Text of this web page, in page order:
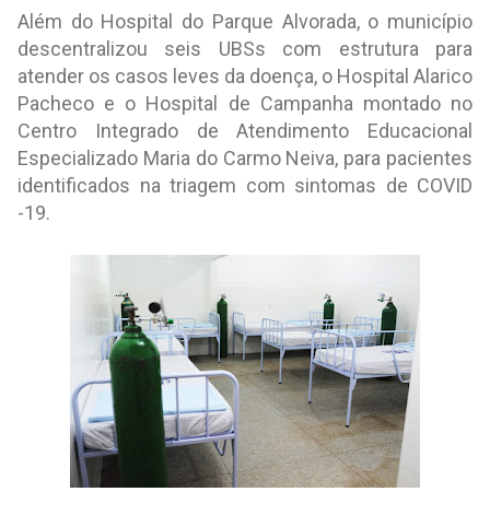
Além do Hospital do Parque Alvorada, o município
descentralizou seis UBSs com estrutura para
atender os casos leves da doença, o Hospital Alarico
Pacheco e o Hospital de Campanha montado no
Centro Integrado de Atendimento Educacional
Especializado Maria do Carmo Neiva, para pacientes
identificados na triagem com sintomas de COVID
-19.